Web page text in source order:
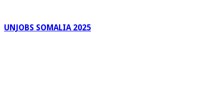
UNJOBS SOMALIA 2025